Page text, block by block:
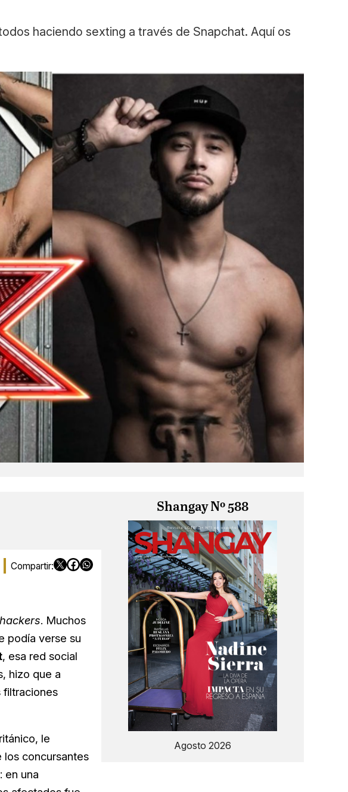
haciendo sexting a través de Snapchat. Aquí os
hackers. Muchos
podía verse su
, esa red social
hizo que a
filtraciones
le
los concursantes
en una
Shangay Nº 588
Agosto 2026